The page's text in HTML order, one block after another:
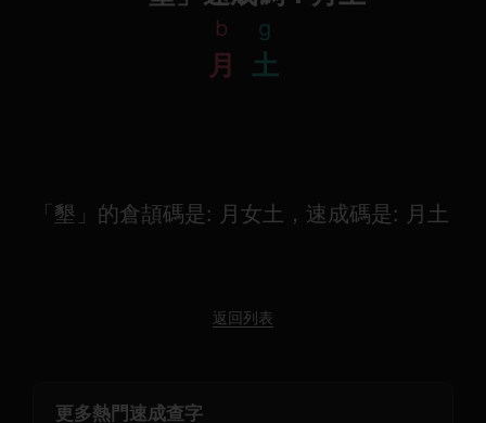
b
月
g
土
「墾」的倉頡碼是: 月女土，速成碼是: 月土
返回列表
更多熱門速成查字